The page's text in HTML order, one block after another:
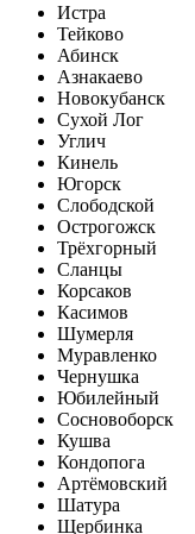
Истра
Тейково
Абинск
Азнакаево
Новокубанск
Сухой Лог
Углич
Кинель
Югорск
Слободской
Острогожск
Трёхгорный
Сланцы
Корсаков
Касимов
Шумерля
Муравленко
Чернушка
Юбилейный
Сосновоборск
Кушва
Кондопога
Артёмовский
Шатура
Щербинка